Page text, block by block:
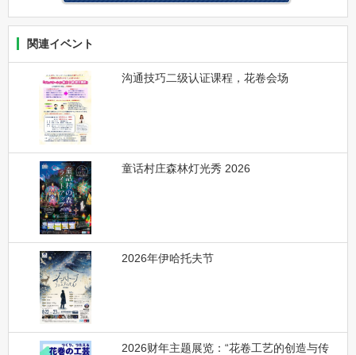
関連イベント
沟通技巧二级认证课程，花卷会场
童话村庄森林灯光秀 2026
2026年伊哈托夫节
2026财年主题展览：“花卷工艺的创造与传